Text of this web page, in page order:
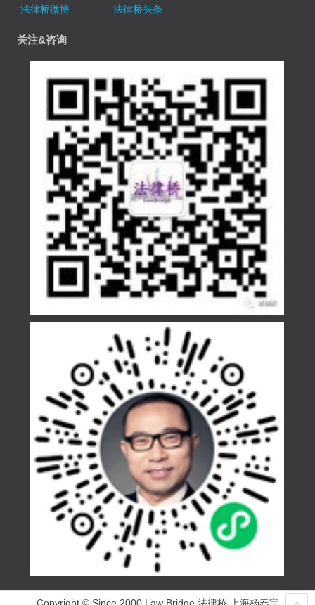
法律桥微博
法律桥头条
关注&咨询
Copyright © Since 2000 Law Bridge 法律桥 上海杨春宝